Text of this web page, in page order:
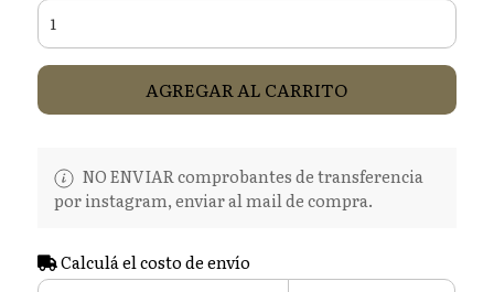
AGREGAR AL CARRITO
NO ENVIAR comprobantes de transferencia
por instagram, enviar al mail de compra.
Calculá el costo de envío